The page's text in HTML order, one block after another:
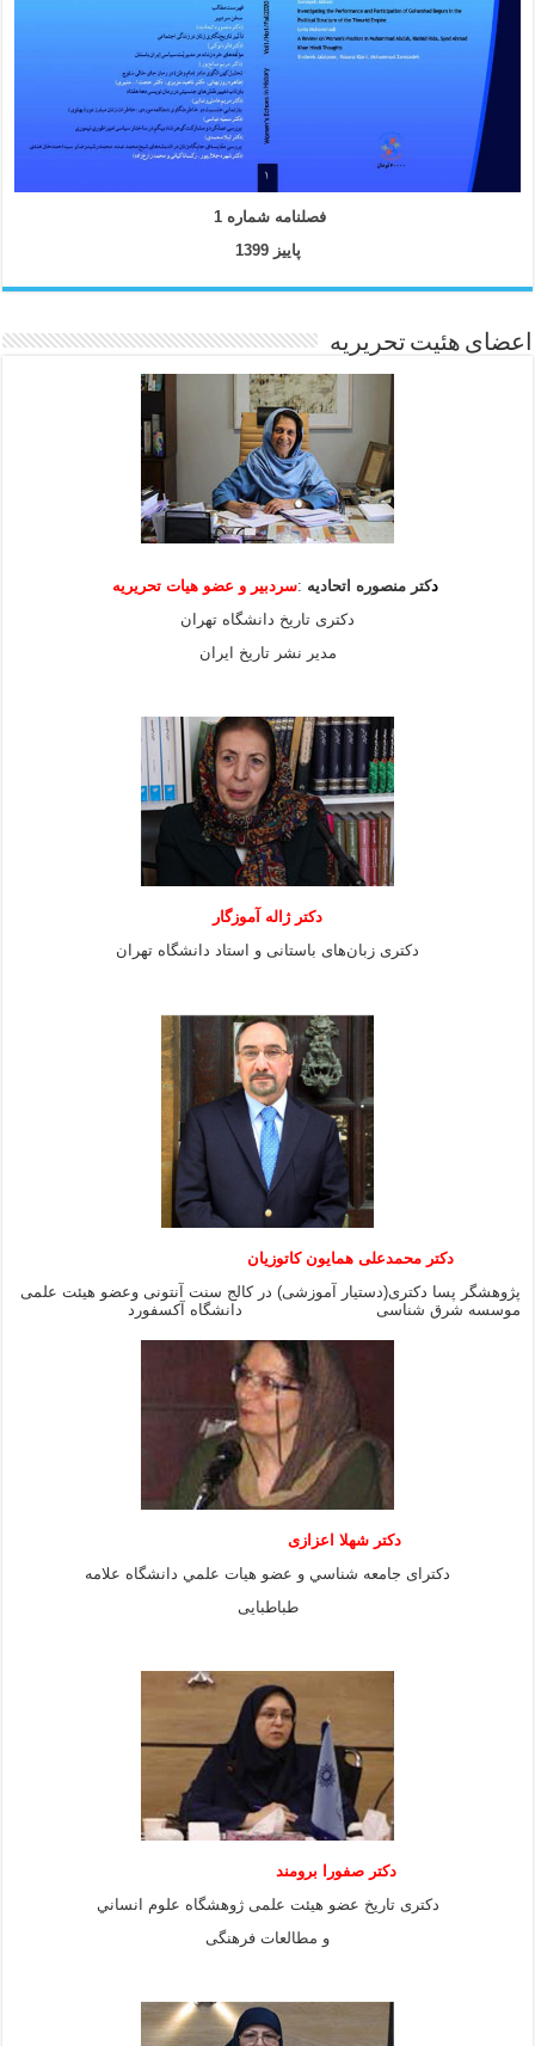
فصلنامه شماره 1
پاییز 1399
اعضای هئیت تحریریه
دکتر منصوره اتحادیه :سردبیر و عضو هیاتتحریریه
دکتری تاریخ دانشگاه تهران
مدیر نشر تاریخ ایران
دکتر ژاله آموزگار
دکتری زبان‌های باستانی و استاد دانشگاه تهران
دکتر محمدعلی همایون کاتوزیان
پژوهشگر پسا دکتری(دستیار آموزشی) در کالج سنت آنتونی وعضو هیئت علمی
موسسه شرق شناسی دانشگاه آکسفورد
دكتر شهلا اعزازى
دكتراى جامعه شناسي و عضو هيات علمي دانشگاه علامه
طباطبايى
دكتر صفورا برومند
دكترى تاريخ عضو هيئت علمى ژوهشگاه علوم انساني
و مطالعات فرهنگى